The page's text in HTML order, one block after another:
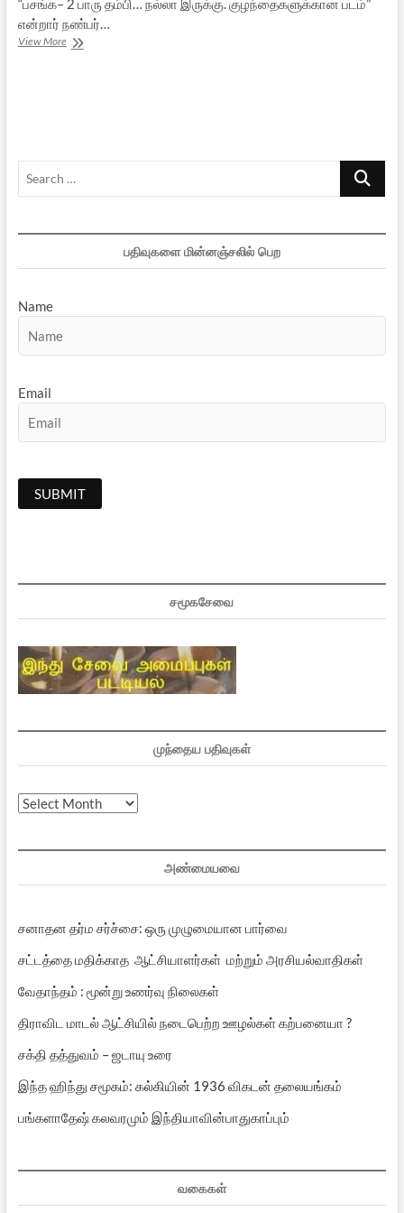
“பசங்க– 2 பாரு தம்பி… நல்லா இருக்கு. குழந்தைகளுக்கான படம்”
என்றார் நண்பர்…
View Moreபசங்க-2:
Search
பதிவுகளை மின்னஞ்சலில் பெற
Name
Email
சமூகசேவை
முந்தைய பதிவுகள்
முந்தைய
அண்மையவை
சனாதன தர்ம சர்ச்சை: ஒரு முழுமையான பார்வை
சட்டத்தை மதிக்காத ஆட்சியாளர்கள் மற்றும் அரசியல்வாதிகள்
வேதாந்தம் : மூன்று உணர்வு நிலைகள்
திராவிட மாடல் ஆட்சியில் நடைபெற்ற ஊழல்கள் கற்பனையா ?
சக்தி தத்துவம் – ஜடாயு உரை
இந்த ஹிந்து சமூகம்: கல்கியின் 1936 விகடன் தலையங்கம்
பங்களாதேஷ் கலவரமும் இந்தியாவின்பாதுகாப்பும்
வகைகள்